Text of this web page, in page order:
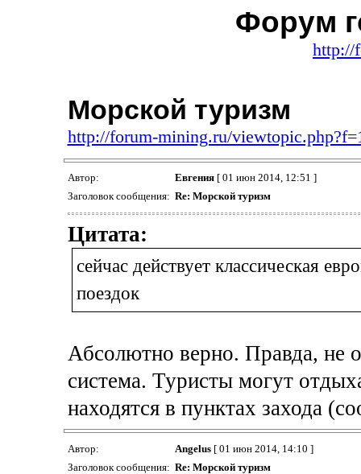
Форум
http://
Морской туризм
http://forum-mining.ru/
Автор: Евгения[ 01 июн 2014, 12:51 ]
Заголовок сообщения: Re: Морской туризм
Цитата:
сейчас действует классическая
поездок
Абсолютно верно. Правда, не
система. Туристы могут
находятся в пунктах захода
Автор: Angelus[ 01 июн 2014, 14:10 ]
Заголовок сообщения: Re: Морской туризм